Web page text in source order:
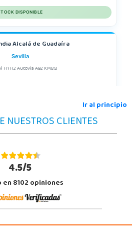
DISPONIBLE
Alcalá de Guadaíra
Sevilla
H1 H2 Autovia A92 KM8.8
Alcobendas
Madrid
La Vega
Ir al principio
NUESTROS CLIENTES
4.5/5
en 8102 opiniones